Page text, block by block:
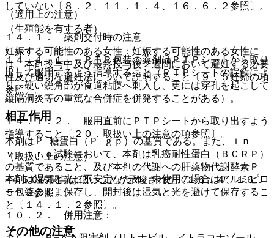
（適用上の注意）
１４．１． 薬剤交付時の注意
１４．１．１． ＰＴＰ包装の薬剤はＰＴＰシートから取り
出して服用するよう指導すること（ＰＴＰシートの誤飲によ
り、硬い鋭角部が食道粘膜へ刺入し、更には穿孔を起こして
縦隔洞炎等の重篤な合併症を併発することがある）。
１４．１．２． 服用直前にＰＴＰシートから取り出すよう
指導すること〔２０．取扱い上の注意の項参照〕。
（取扱い上の注意）
本剤は湿気と光に不安定なため、未使用の場合はアルミピロ
ー包装のまま保存し、開封後は湿気と光を避けて保存するこ
と〔１４．１．２参照〕。
その他の注意
していない〔８．２、１１．１．４、１６．６．２参照〕。
（生殖能を有する者）
妊娠する可能性のある女性：妊娠する可能性のある女性に
は、本剤投与中及び最終投与後２週間において避妊する必要
性及び適切な避妊法について説明すること〔９．５妊婦の項
参照〕。
相互作用
本剤はＰ−糖蛋白（Ｐ−ｇｐ）の基質である。また、ｉｎ
ｖｉｔｒｏ試験において、本剤は乳癌耐性蛋白（ＢＣＲＰ）
の基質であること、及び本剤の代謝への肝薬物代謝酵素Ｐ
−４５０の関与は低いことが示唆された〔１６．４、１６．
５．２参照〕。
１０．２． 併用注意：